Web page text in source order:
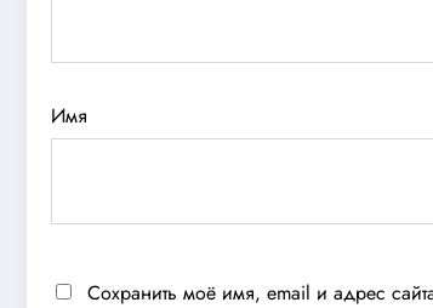
Имя
Сохранить моё имя, email и адрес